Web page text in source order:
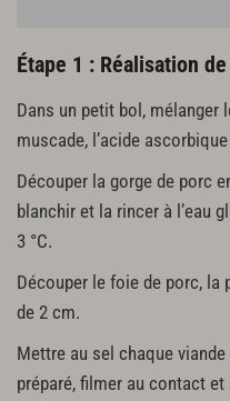
Étape 1 : Réalisation
Dans un petit bol, mélanger
muscade, l’acide
Découper la gorge de porc
blanchir et la rincer à l’eau
3 °C.
Découper le foie de porc, la
de 2 cm.
Mettre au sel chaque
préparé, filmer au contact et